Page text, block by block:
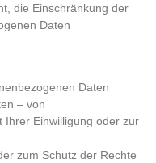
die Einschränkung der
Daten
Daten
– von
Ihrer Einwilligung oder zur
zum Schutz der Rechte